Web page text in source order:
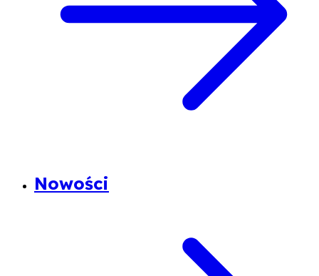
Nowości